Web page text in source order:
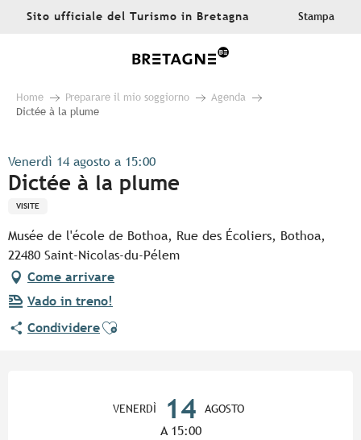
AllerSito ufficiale del Turismo in Bretagna Stampa
Home Preparare il mio soggiorno
Agenda
Dictée à la plume
Venerdì 14 agosto a 15:00
Dictée à la plume
VISITE
Musée de l'école de Bothoa, Rue des Écoliers, Bothoa,
22480 Saint-Nicolas-du-Pélem
Come arrivare
Vado in treno!
CondividereAjouter aux favoris
VENERDÌ 14 AGOSTO
A 15:00